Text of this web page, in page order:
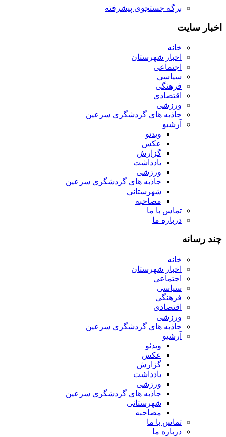
برگه جستجوی پیشرفته
اخبار سایت
خانه
اخبار شهرستان
اجتماعی
سیاسی
فرهنگی
اقتصادی
ورزشی
جاذبه های گردشگری سرعین
آرشیو
ویدئو
عکس
گزارش
یادداشت
ورزشی
جاذبه های گردشگری سرعین
شهرستانی
مصاحبه
تماس با ما
درباره ما
چند رسانه
خانه
اخبار شهرستان
اجتماعی
سیاسی
فرهنگی
اقتصادی
ورزشی
جاذبه های گردشگری سرعین
آرشیو
ویدئو
عکس
گزارش
یادداشت
ورزشی
جاذبه های گردشگری سرعین
شهرستانی
مصاحبه
تماس با ما
درباره ما